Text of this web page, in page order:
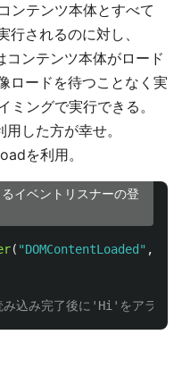
ンテンツ本体とすべて
されるのに対し、
ンテンツ本体がロード
ロードを待つことなく実
ングで実行できる。
した方が幸せ。
を利用。
イベントリスナーの登
( "DOMContentLoaded " ,
込み完了後に'Hi'をアラート